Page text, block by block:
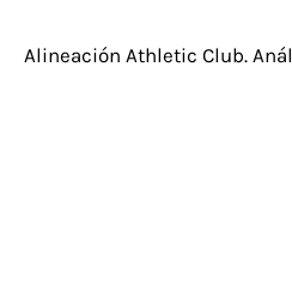
Alineación Athletic Club.